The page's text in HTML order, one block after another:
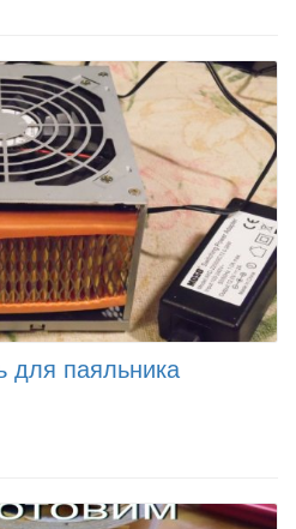
паяльника